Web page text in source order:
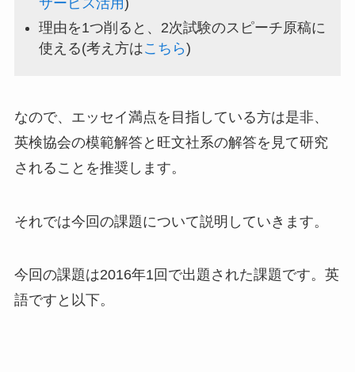
サービス活用)
理由を1つ削ると、2次試験のスピーチ原稿に
使える(考え方はこちら)
なので、エッセイ満点を目指している方は是非、
英検協会の模範解答と旺文社系の解答を見て研究
されることを推奨します。
それでは今回の課題について説明していきます。
今回の課題は2016年1回で出題された課題です。英
語ですと以下。